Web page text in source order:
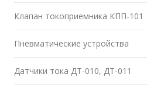
Клапан токоприемника КПП-101
Пневматические устройства
Датчики тока ДТ-010, ДТ-011